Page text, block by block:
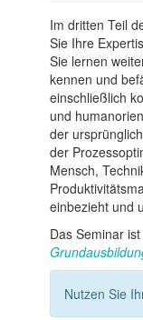
Im dritten Teil
Sie Ihre
Sie lernen
kennen und
einschließlich
und
der
der
Mensch,
einbezieht und
Das Seminar
Nutzen Sie